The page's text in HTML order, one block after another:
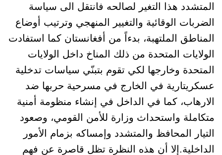
المتشدد هذا التغير لصالحه فانتقل الى سياسة
الضربات الوقائية والتغيير المنهجي وترتيب أوضاع
المناطق الملتهبة، بدءاً من أفغانستان كما استفادت
الولايات المتحدة من ذلك المناخ داخل الولايات
المتحدة وخارجها لكي تقوم بتبنّي سياسات تدخلية
عسكريتارية في الخارج في مسرحية حربها ضد
الارهاب، كما في الداخل في إنشاء منظومة أمنية
متكاملة واستحداث وزارة للأمن القومي، وصعود
التيار المحافظ والمتشدد وإمساكه بزمام الأمور
الداخلية.إلا أن هذه النظرة تظل قاصرة عن فهم